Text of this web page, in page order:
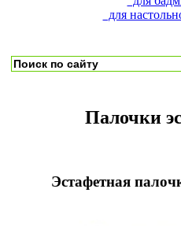
для
Палочки
Эстафетная